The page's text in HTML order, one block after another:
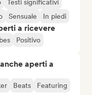
Testi significativi
Sensuale In piedi
a ricevere
Positivo
aperti a
Beats
Featuring